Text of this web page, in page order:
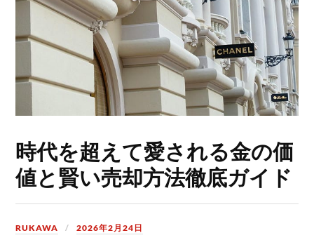
時代を超えて愛される金の価
値と賢い売却方法徹底ガイド
RUKAWA 2026年2月24日